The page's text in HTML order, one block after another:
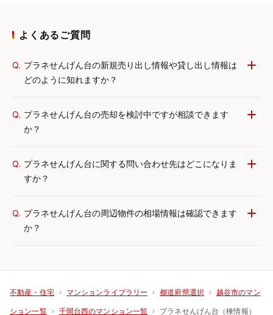
よくあるご質問
Q. プラネせんげん台の新規売り出し情報や貸し出し情報は
どのように知れますか？
Q. プラネせんげん台の売却を検討中ですが相談できます
か？
Q. プラネせんげん台に関する問い合わせ先はどこになりま
すか？
Q. プラネせんげん台の周辺物件の相場情報は確認できます
か？
不動産・住宅 マンションライブラリー 都道府県選択 越谷市のマン
ション一覧 千間台西のマンション一覧 プラネせんげん台（棟情報）